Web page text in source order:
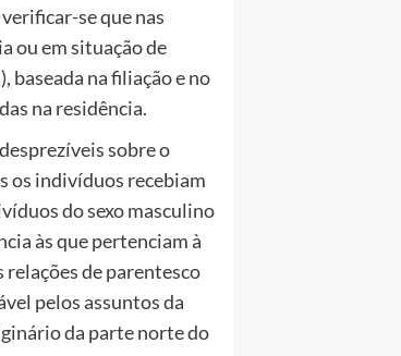
se que nas
ou em situação de
baseada na filiação e no
na residência.
sobre o
os indivíduos recebiam
do sexo masculino
às que pertenciam à
de parentesco
pelos assuntos da
da parte norte do